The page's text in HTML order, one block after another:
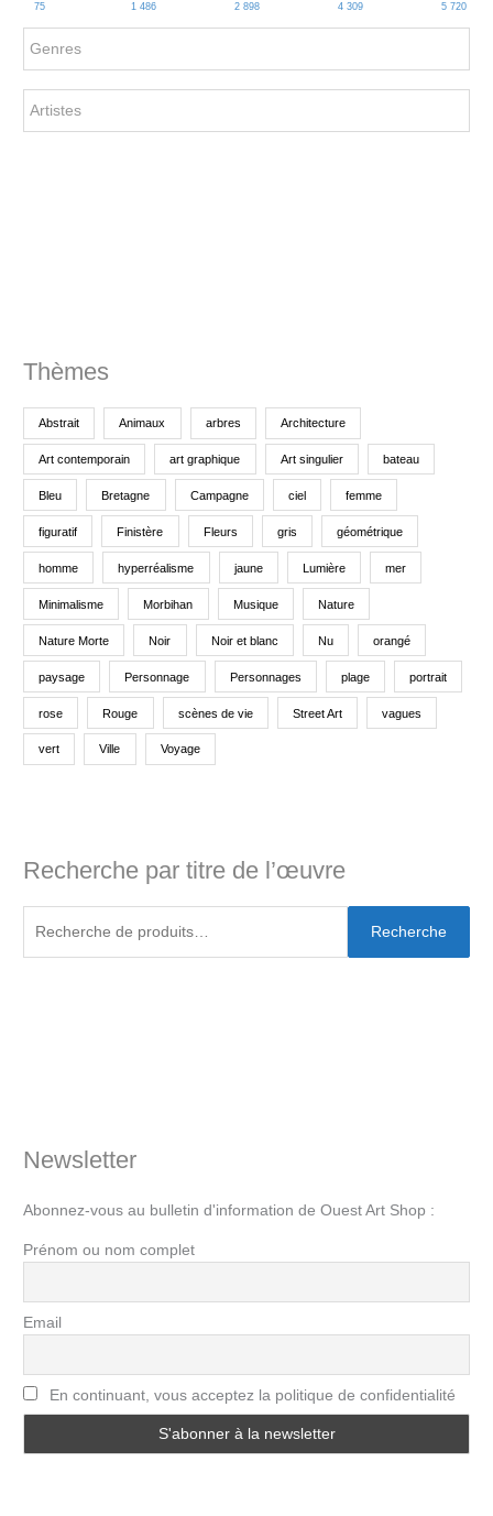
75 1 486 2 898 4 309 5 720
Thèmes
Abstrait Animaux arbres Architecture
Art contemporain art graphique Art singulier bateau
Bleu Bretagne Campagne ciel femme
figuratif Finistère Fleurs gris géométrique
homme hyperréalisme jaune Lumière mer
Minimalisme Morbihan Musique Nature
Nature Morte Noir Noir et blanc Nu orangé
paysage Personnage Personnages plage portrait
rose Rouge scènes de vie Street Art vagues
vert Ville Voyage
Recherche par titre de l’œuvre
h
Recherche
Newsletter
Abonnez-vous au bulletin d'information de Ouest Art Shop :
Prénom ou nom complet
Email
En continuant, vous acceptez la politique de confidentialité